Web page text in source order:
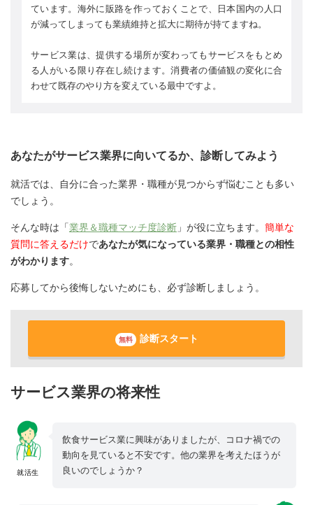
ています。海外に販路を作っておくことで、日本国内の人口
が減ってしまっても業績維持と拡大に期待が持てますね。
サービス業は、提供する場所が変わってもサービスをもとめ
る人がいる限り存在し続けます。消費者の価値観の変化に合
わせて既存のやり方を変えている最中ですよ。
あなたがサービス業界に向いてるか、診断してみよう
就活では、自分に合った業界・職種が見つからず悩むことも多い
でしょう。
そんな時は「業界＆職種マッチ度診断 」が役に立ちます。 簡単な
質問に答えるだけであなたが気になっている業界・職種との相性
がわかります。
応募してから後悔しないためにも、必ず診断しましょう。
無料 診断スタート
サービス業界の将来性
就活生
飲食サービス業に興味がありましたが、コロナ禍での
動向を見ていると不安です。他の業界を考えたほうが
良いのでしょうか？